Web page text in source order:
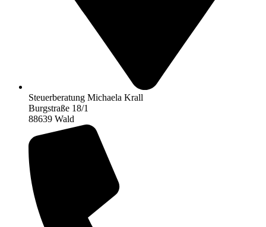
Steuerberatung Michaela Krall
Burgstraße 18/1
88639 Wald